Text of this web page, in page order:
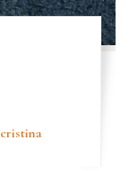
cristina